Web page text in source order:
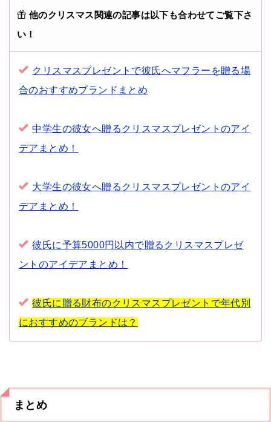
他のクリスマス関連の記事は以下も合わせてご覧下さ
い！
クリスマスプレゼントで彼氏へマフラーを贈る場
合のおすすめブランドまとめ
中学生の彼女へ贈るクリスマスプレゼントのアイ
デアまとめ！
大学生の彼女へ贈るクリスマスプレゼントのアイ
デアまとめ！
彼氏に予算5000円以内で贈るクリスマスプレゼ
ントのアイデアまとめ！
彼氏に贈る財布のクリスマスプレゼントで年代別
におすすめのブランドは？
まとめ